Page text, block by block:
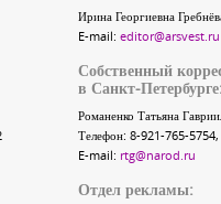
Ирина Георгиевна
E-mail: editor@arsvest.ru
Собственный
в Санкт-Петербурге:
Романенко Татьяна
Телефон: 8-921-765-5754,
E-mail: rtg@narod.ru
Отдел рекламы: